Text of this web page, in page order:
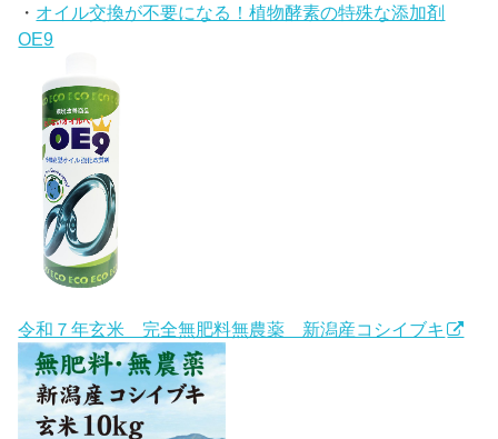
・ オイル交換が不要になる！植物酵素の特殊な添加剤
OE9
令和７年玄米 完全無肥料無農薬 新潟産コシイブキ